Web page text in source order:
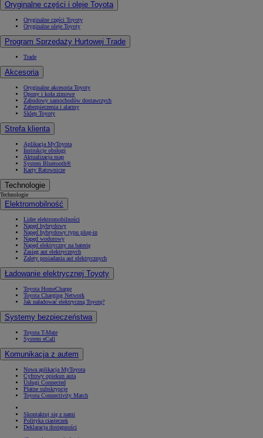
Oryginalne części i oleje Toyota
Oryginalne części Toyoty
Oryginalne oleje Toyoty
Program Sprzedaży Hurtowej Trade
Trade
Akcesoria
Oryginalne akcesoria Toyoty
Opony i koła zimowe
Zabudowy samochodów dostawczych
Zabezpieczenia i alarmy
Sklep Toyoty
Strefa klienta
Aplikacja MyToyota
Instrukcje obsługi
Aktualizacja map
System Bluetooth®
Karty Ratownicze
Technologie
Technologie
Elektromobilność
Lider elektromobilności
Napęd hybrydowy
Napęd hybrydowy typu plug-in
Napęd wodorowy
Napęd elektryczny na baterię
Zasięg aut elektrycznych
Zalety posiadania aut elektrycznych
Ładowanie elektrycznej Toyoty
Toyota HomeCharge
Toyota Charging Network
Jak naładować elektryczną Toyotę?
Systemy bezpieczeństwa
Toyota T-Mate
System eCall
Komunikacja z autem
Nowa aplikacja MyToyota
Cyfrowy opiekun auta
Usługi Connected
Płatne subskrypcje
Toyota Connectivity Match
Skontaktuj się z nami
Polityka ciasteczek
Deklaracja dostępności